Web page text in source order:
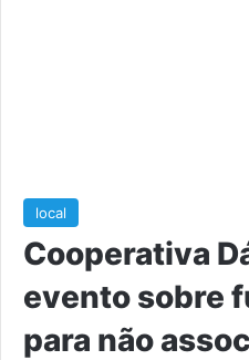
local
Cooperativa
evento sobre
para não